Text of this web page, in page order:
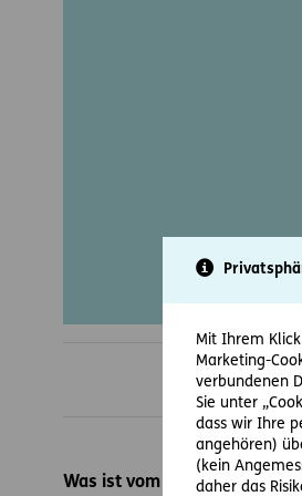
Mit Ihrem
Marketing-
verbundenen
Sie unter
dass wir Ihre
angehören)
(kein
daher das
Was ist vom „Tarif“ der